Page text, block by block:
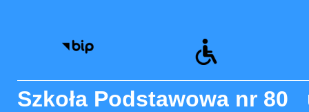
Szkoła Podstawowa nr